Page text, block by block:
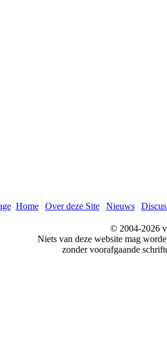
Home| Over deze Site| Nieuws|
© 2004-2026
Niets van deze website mag
zonder voorafgaande